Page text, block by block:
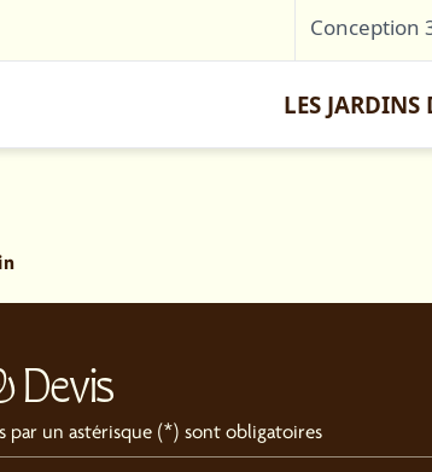
Conception
LES
Devis
par un astérisque (*) sont obligatoires